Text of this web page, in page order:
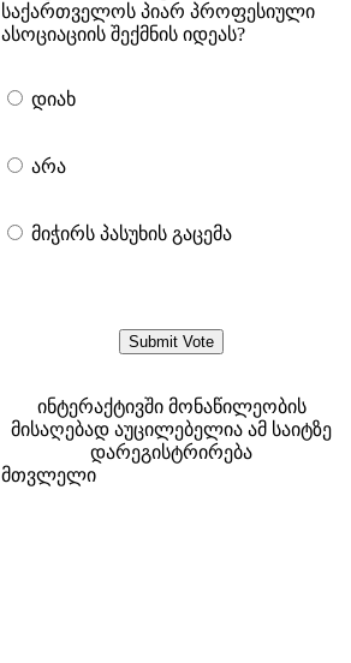
საქართველოს პიარ პროფესიული
ასოციაციის შექმნის იდეას?
დიახ
არა
მიჭირს პასუხის გაცემა
ინტერაქტივში მონაწილეობის
მისაღებად აუცილებელია ამ საიტზე
დარეგისტრირება
მთვლელი